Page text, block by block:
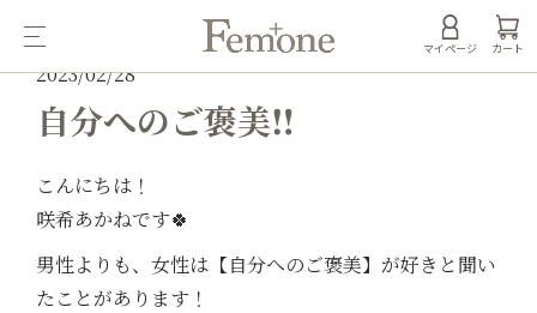
マイページ カート
2023/02/28
自分へのご褒美‼️
こんにちは！
咲希あかねです🍀
男性よりも、女性は【自分へのご褒美】が好きと聞い
たことがあります！